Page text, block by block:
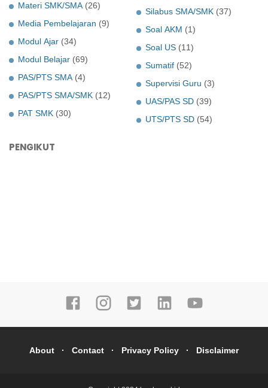
Materi SMK/SMA (26)
Media Pembelajaran (9)
Modul Ajar (34)
Modul Belajar (69)
PAS/PTS SMA (4)
PAS/PTS SMA/SMK (12)
PAT SMK (30)
Silabus SMA/SMK (37)
Soal AKM (1)
Soal US (11)
Sumatif (52)
Supervisi Guru (3)
UAS/PAS SD (39)
UTS/PTS SD (54)
PENGIKUT
About Contact Privacy Policy Disclaimer